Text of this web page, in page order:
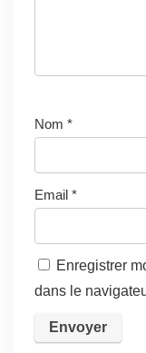
Nom *
Email *
Enregistrer
dans le